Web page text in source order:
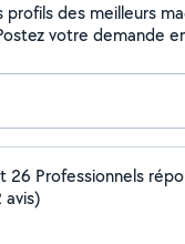
profils des meilleurs
votre demande
26 Professionnels
avis)